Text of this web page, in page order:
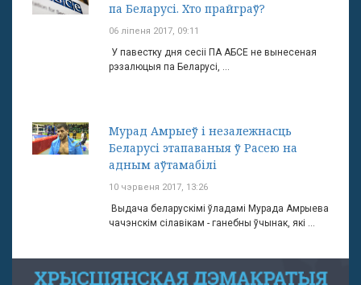
па Беларусі. Хто прайграў?
06 ліпеня 2017, 09:11
У павестку дня сесіі ПА АБСЕ не вынесеная
рэзалюцыя па Беларусі, ...
Мурад Амрыеў і незалежнасць
Беларусі этапаваныя ў Расею на
адным аўтамабілі
10 чэрвеня 2017, 13:26
Выдача беларускімі ўладамі Мурада Амрыева
чачэнскім сілавікам - ганебны ўчынак, які ...